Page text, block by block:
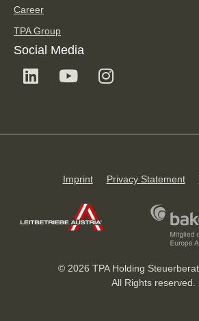
Career
TPA Group
Social Media
Imprint Privacy Statement
© 2026 TPA Holding
All Rights reserved.